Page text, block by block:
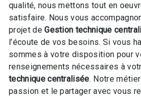
qualité, nous mettons tout en
satisfaire. Nous vous
projet deGestion technique
l’écoute de vos besoins. Si vous
sommes à votre disposition pour
renseignements nécessaires à
technique centralisée. Notre
passion et le partager avec vous